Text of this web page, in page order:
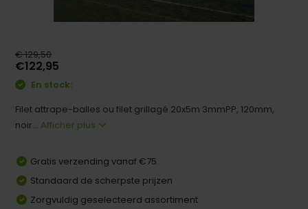
€ 129,50
€122,95
En stock:
Filet attrape-balles ou filet grillagé 20x5m 3mmPP, 120mm,
noir... Afficher plus
Gratis verzending vanaf €75
Standaard de scherpste prijzen
Zorgvuldig geselecteerd assortiment